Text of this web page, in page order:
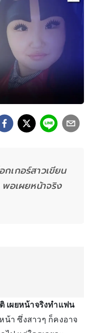
เกอร์สาวเขียน
อเผยหน้าจริง
เผยหน้าจริงทำแฟน
า ซึ่งสาวๆ ก็คงอาจ